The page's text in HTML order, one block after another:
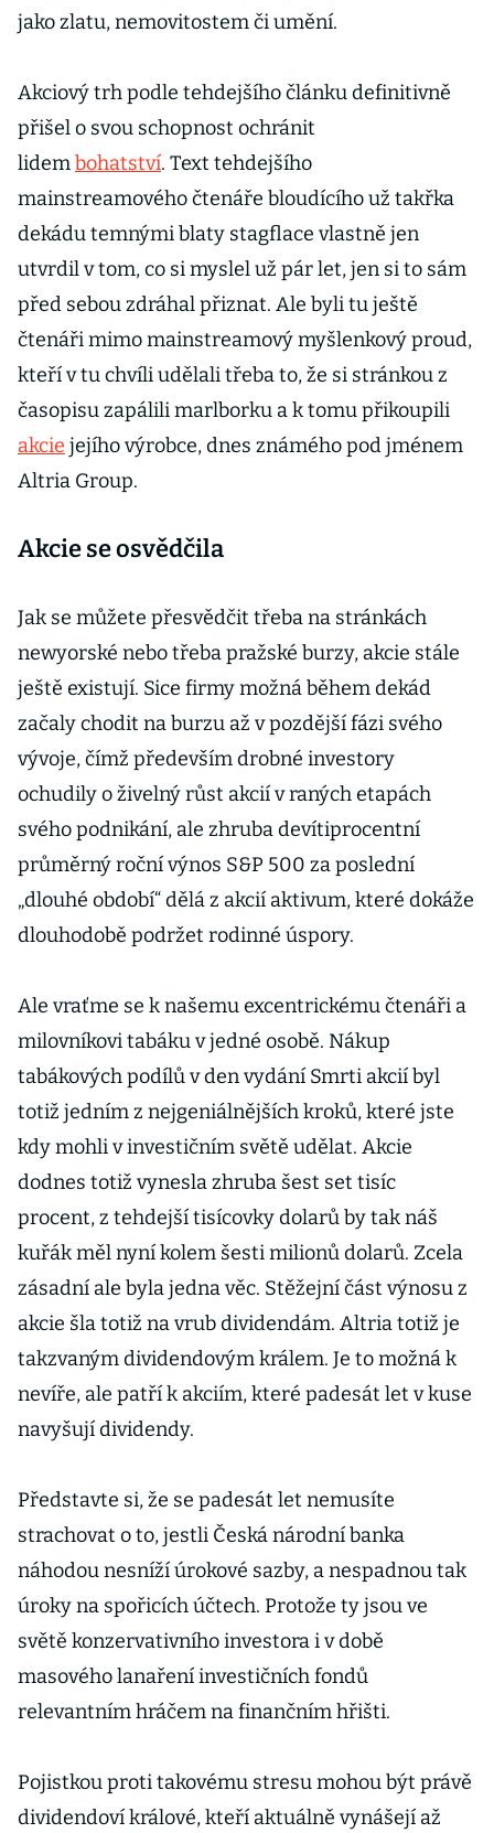
jako zlatu, nemovitostem či umění.
Akciový trh podle tehdejšího článku definitivně
přišel o svou schopnost ochránit
lidembohatství. Text tehdejšího
mainstreamového čtenáře bloudícího už takřka
dekádu temnými blaty stagflace vlastně jen
utvrdil v tom, co si myslel už pár let, jen si to sám
před sebou zdráhal přiznat. Ale byli tu ještě
čtenáři mimo mainstreamový myšlenkový proud,
kteří v tu chvíli udělali třeba to, že si stránkou z
časopisu zapálili marlborku a k tomu přikoupili
akcie jejího výrobce, dnes známého pod jménem
Altria Group.
Akcie se osvědčila
Jak se můžete přesvědčit třeba na stránkách
newyorské nebo třeba pražské burzy, akcie stále
ještě existují. Sice firmy možná během dekád
začaly chodit na burzu až v pozdější fázi svého
vývoje, čímž především drobné investory
ochudily o živelný růst akcií v raných etapách
svého podnikání, ale zhruba devítiprocentní
průměrný roční výnos S&P 500 za poslední
„dlouhé období“ dělá z akcií aktivum, které dokáže
dlouhodobě podržet rodinné úspory.
Ale vraťme se k našemu excentrickému čtenáři a
milovníkovi tabáku v jedné osobě. Nákup
tabákových podílů v den vydání Smrti akcií byl
totiž jedním z nejgeniálnějších kroků, které jste
kdy mohli v investičním světě udělat. Akcie
dodnes totiž vynesla zhruba šest set tisíc
procent, z tehdejší tisícovky dolarů by tak náš
kuřák měl nyní kolem šesti milionů dolarů. Zcela
zásadní ale byla jedna věc. Stěžejní část výnosu z
akcie šla totiž na vrub dividendám. Altria totiž je
takzvaným dividendovým králem. Je to možná k
nevíře, ale patří k akciím, které padesát let v kuse
navyšují dividendy.
Představte si, že se padesát let nemusíte
strachovat o to, jestli Česká národní banka
náhodou nesníží úrokové sazby, a nespadnou tak
úroky na spořicích účtech. Protože ty jsou ve
světě konzervativního investora i v době
masového lanaření investičních fondů
relevantním hráčem na finančním hřišti.
Pojistkou proti takovému stresu mohou být právě
dividendoví králové, kteří aktuálně vynášejí až